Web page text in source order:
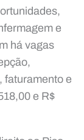
e
há vagas
faturamento e
e R$